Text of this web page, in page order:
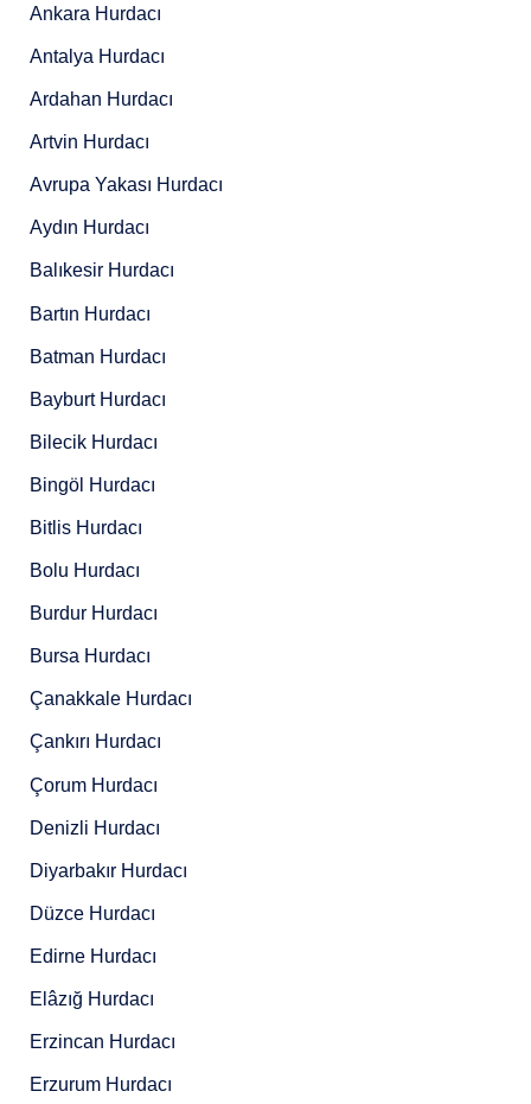
Ankara Hurdacı
Antalya Hurdacı
Ardahan Hurdacı
Artvin Hurdacı
Avrupa Yakası Hurdacı
Aydın Hurdacı
Balıkesir Hurdacı
Bartın Hurdacı
Batman Hurdacı
Bayburt Hurdacı
Bilecik Hurdacı
Bingöl Hurdacı
Bitlis Hurdacı
Bolu Hurdacı
Burdur Hurdacı
Bursa Hurdacı
Çanakkale Hurdacı
Çankırı Hurdacı
Çorum Hurdacı
Denizli Hurdacı
Diyarbakır Hurdacı
Düzce Hurdacı
Edirne Hurdacı
Elâzığ Hurdacı
Erzincan Hurdacı
Erzurum Hurdacı